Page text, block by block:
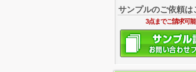
サンプルのご依頼は
3点までご請求可